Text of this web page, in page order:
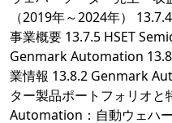
（2019年～2024年）
事業概要 13.7.5 HSET
Genmark Automation
業情報 13.8.2 Genmark
ター製品ポートフォリオ
Automation：自動ウェハ